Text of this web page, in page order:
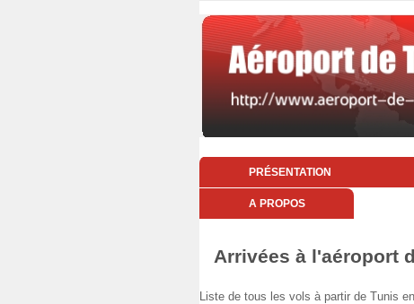
PRÉSENTATION
A PROPOS
Arrivées à l'aéroport
Liste de tous les vols à partir de Tunis